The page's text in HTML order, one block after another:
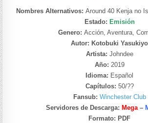
Nombres Alternativos: Around 40 Kenja no
Estado: Emisión
Genero: Acción, Aventura,
Autor: Kotobuki Yasukiyo
Artista: Johndee
Año: 2019
Idioma: Español
Capítulos: 50/??
Fansub: Winchester Club
Servidores de Descarga: Mega–
Formato: PDF